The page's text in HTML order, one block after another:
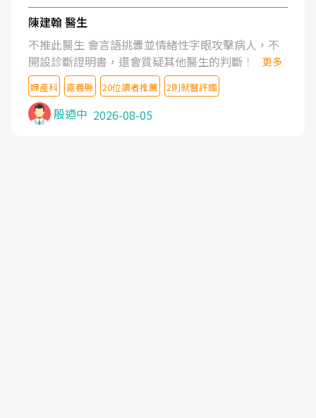
陳建翰 醫生
不推此醫生 會言語挑釁並情緒性字眼攻擊病人，不
開設診斷證明書，還會質疑其他醫生的判斷！
更多
婦產科 嘉義縣 20位讀者推薦 2則就醫評鑑
殷迺中 2026-08-05